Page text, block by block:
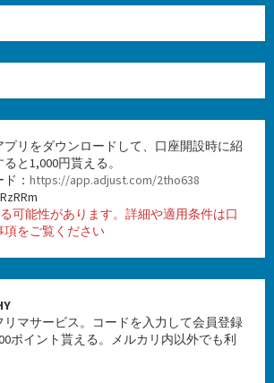
プリをダウンロードして、口座開設時に紹
と1,000円貰える。
： https://app.adjust.com/2tho638
可能性があります。詳細や適用条件は口
項をご覧ください
マサービス。コードを入力して会員登録
ポイント貰える。メルカリ内以外でも利